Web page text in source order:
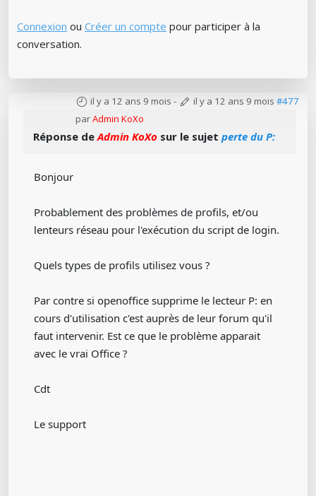
Connexion ou Créer un compte pour participer à la
conversation.
il y a 12 ans 9 mois - il y a 12 ans 9 mois #477
parAdmin KoXo
Réponse deAdmin KoXo sur le sujet perte du P:
Bonjour
Probablement des problèmes de profils, et/ou
lenteurs réseau pour l'exécution du script de login.
Quels types de profils utilisez vous ?
Par contre si openoffice supprime le lecteur P: en
cours d'utilisation c'est auprès de leur forum qu'il
faut intervenir. Est ce que le problème apparait
avec le vrai Office ?
Cdt
Le support